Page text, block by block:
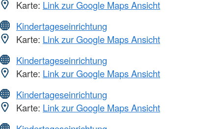
Karte: Link zur Google Maps Ansicht
Kindertageseinrichtung
Karte: Link zur Google Maps Ansicht
Kindertageseinrichtung
Karte: Link zur Google Maps Ansicht
Kindertageseinrichtung
Karte: Link zur Google Maps Ansicht